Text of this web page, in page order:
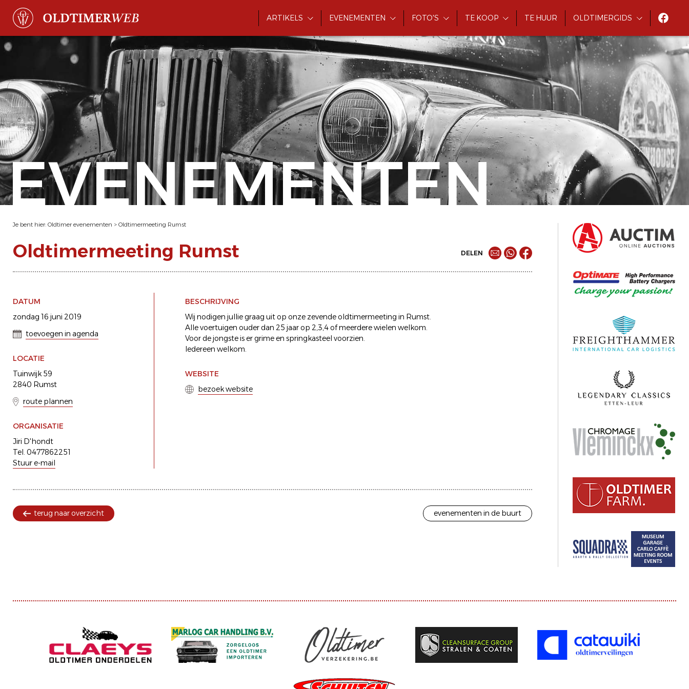
ARTIKELS EVENEMENTEN FOTO'S TE KOOP TE HUUR OLDTIMERGIDS
EVENEMENTEN
Je bent hier: Oldtimer evenementen > Oldtimermeeting Rumst
Oldtimermeeting Rumst DELEN
DATUM
zondag 16 juni 2019
toevoegen in agenda
LOCATIE
Tuinwijk 59
2840 Rumst
route plannen
ORGANISATIE
Jiri D'hondt
Tel. 0477862251
Stuur e-mail
BESCHRIJVING
Wij nodigen jullie graag uit op onze zevende oldtimermeeting in Rumst.
Alle voertuigen ouder dan 25 jaar op 2,3,4 of meerdere wielen welkom.
Voor de jongste is er grime en springkasteel voorzien.
Iedereen welkom.
WEBSITE
bezoek website
terug naar overzicht evenementen in de buurt